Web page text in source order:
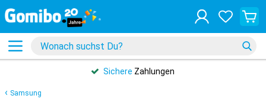
Sichere Zahlungen
Samsung